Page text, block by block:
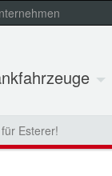
Esterer!